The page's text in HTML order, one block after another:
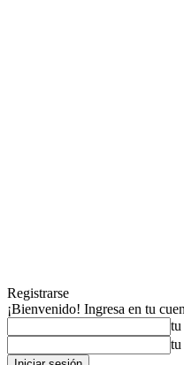
Registrarse
¡Bienvenido! Ingresa en tu
tu
tu